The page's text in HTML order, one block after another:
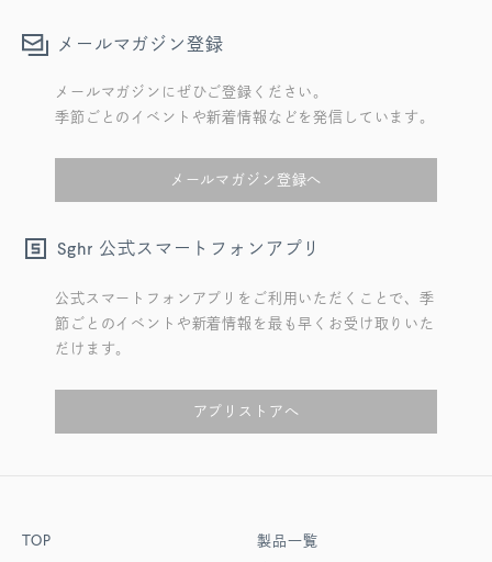
メールマガジン登録
メールマガジンにぜひご登録ください。
季節ごとのイベントや新着情報などを発信しています。
メールマガジン登録へ
Sghr 公式スマートフォンアプリ
公式スマートフォンアプリをご利用いただくことで、季
節ごとのイベントや新着情報を最も早くお受け取りいた
だけます。
アプリストアへ
TOP
製品一覧